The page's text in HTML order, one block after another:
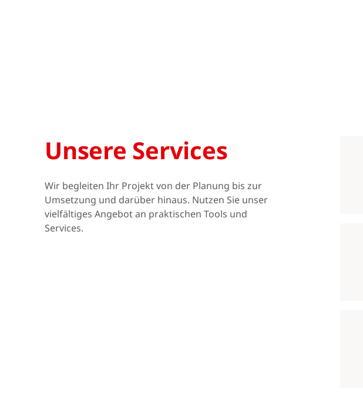
Unsere Services
Wir begleiten Ihr Projekt von der Planung bis zur
Umsetzung und darüber hinaus. Nutzen Sie unser
vielfältiges Angebot an praktischen Tools und
Services.